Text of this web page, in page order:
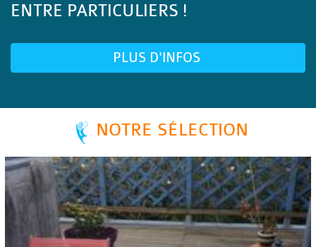
ENTRE PARTICULIERS !
PLUS D'INFOS
NOTRE SÉLECTION